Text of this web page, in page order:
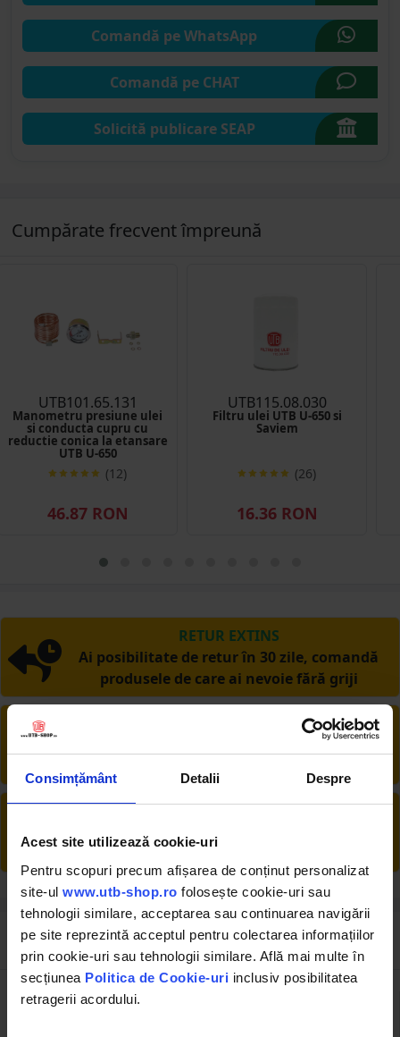
Consimțământ Detalii Despre
Acest site utilizează cookie-uri
Pentru scopuri precum afișarea de conținut personalizat
site-ul www.utb-shop.ro folosește cookie-uri sau
tehnologii similare, acceptarea sau continuarea navigării
pe site reprezintă acceptul pentru colectarea informațiilor
prin cookie-uri sau tehnologii similare. Află mai multe în
secțiunea Politica de Cookie-uri inclusiv posibilitatea
retragerii acordului.
Comandă pe WhatsApp
Comandă pe CHAT
Solicită publicare SEAP
Cumpărate frecvent împreună
UTB101.65.131
Manometru presiune ulei
si conducta cupru cu
reductie conica la etansare
UTB U-650
(12)
46.87 RON
UTB115.08.030
Filtru ulei UTB U-650 si
Saviem
(26)
16.36 RON
RETUR EXTINS
Ai posibilitate de retur în 30 zile, comandă
produsele de care ai nevoie fără griji
La livrare, verifici produsele împreună cu
PRODUSE DIN STOC
Livrăm rapid, avem toate produsele în
depozitul nostru din Arad
Review-uri despre produs ( 14 )